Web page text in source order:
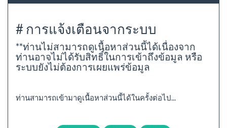
# การแจ้งเตือนจากระบบ
**ท่านไม่สามารถดูเนื้อหาส่วนนี้ได้เนื่องจาก
ท่านอาจไม่ได้รับสิทธิ์ในการเข้าถึงข้อมูล หรือ
ระบบยังไม่ต้องการเผยแพร่ข้อมูล
ท่านสามารถเข้ามาดูเนื้อหาส่วนนี้ได้ในครั้งต่อไป...